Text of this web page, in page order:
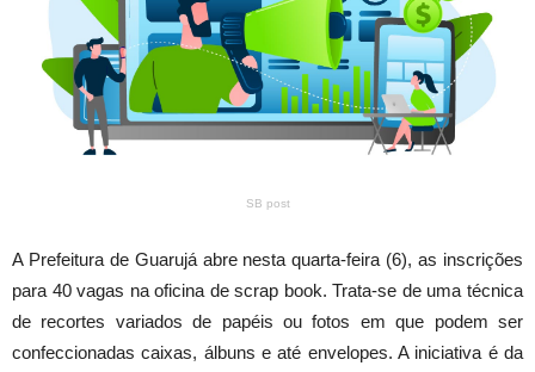
SB post
A Prefeitura de Guarujá abre nesta quarta-feira (6), as inscrições
para 40 vagas na oficina de scrap book. Trata-se de uma técnica
de recortes variados de papéis ou fotos em que podem ser
confeccionadas caixas, álbuns e até envelopes. A iniciativa é da